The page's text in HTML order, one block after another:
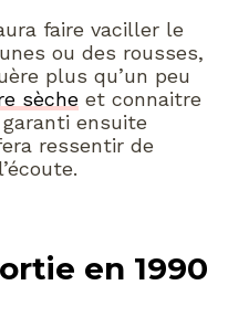
faire vaciller le
ou des rousses,
plus qu’un peu
sèche et connaitre
ensuite
ressentir de
en 1990